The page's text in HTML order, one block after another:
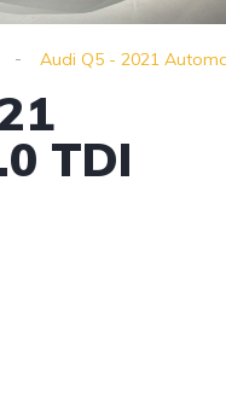
Audi Q5 - 2021
TDI